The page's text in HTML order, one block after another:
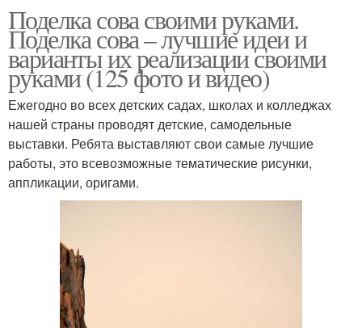
Поделка сова своими руками.
Поделка сова – лучшие идеи и
варианты их реализации своими
руками (125 фото и видео)
Ежегодно во всех детских садах, школах и колледжах
нашей страны проводят детские, самодельные
выставки. Ребята выставляют свои самые лучшие
работы, это всевозможные тематические рисунки,
аппликации, оригами.